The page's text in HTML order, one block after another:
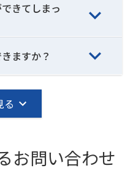
きてしまっ
ますか？
る
お問い合わせ